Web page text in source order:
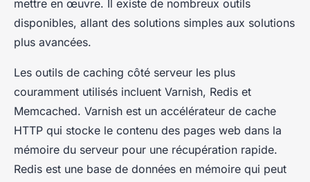
mettre en œuvre. Il existe de nombreux outils
disponibles, allant des solutions simples aux solutions
plus avancées.
Les outils de caching côté serveur les plus
couramment utilisés incluent Varnish, Redis et
Memcached. Varnish est un accélérateur de cache
HTTP qui stocke le contenu des pages web dans la
mémoire du serveur pour une récupération rapide.
Redis est une base de données en mémoire qui peut